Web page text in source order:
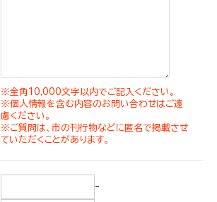
※全角10,000文字以内でご記入ください。
※個人情報を含む内容のお問い合わせはご遠
慮ください。
※ご質問は、市の刊行物などに匿名で掲載させ
ていただくことがあります。
-